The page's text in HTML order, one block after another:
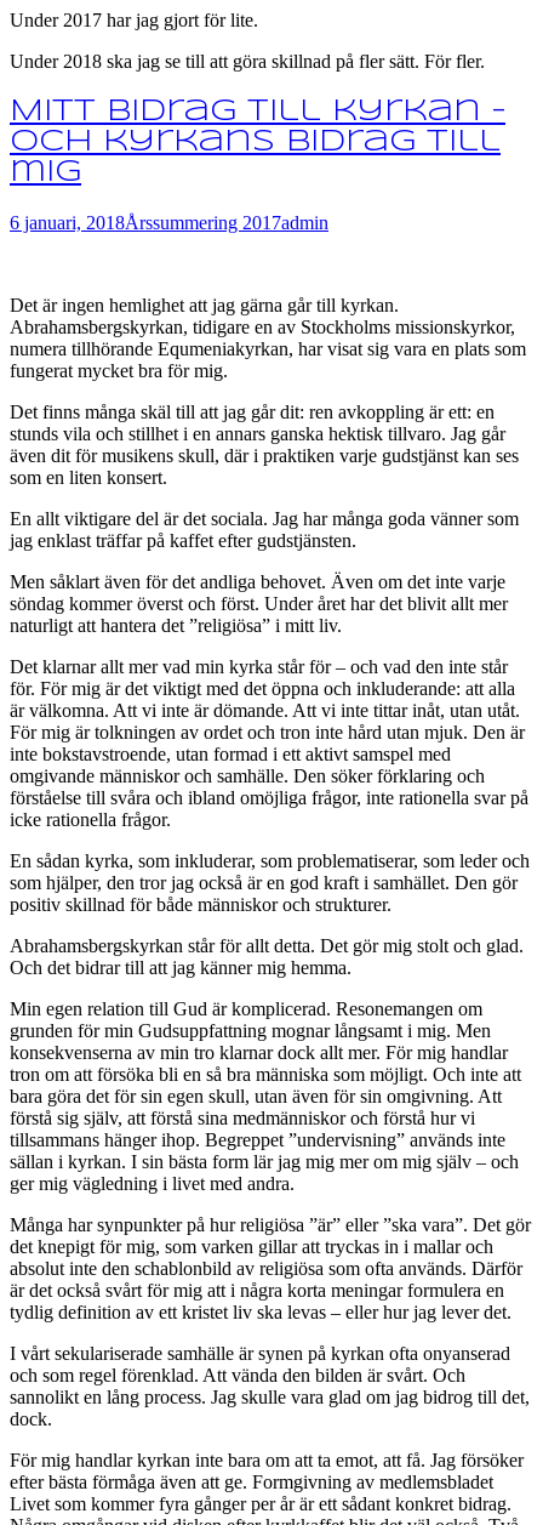
Under 2017 har jag gjort för lite.
Under 2018 ska jag se till att göra skillnad på fler sätt. För fler.
Mitt bidrag till kyrkan –
och kyrkans bidrag till
mig
6 januari, 2018Årssummering 2017admin
Det är ingen hemlighet att jag gärna går till kyrkan.
Abrahamsbergskyrkan, tidigare en av Stockholms missionskyrkor,
numera tillhörande Equmeniakyrkan, har visat sig vara en plats som
fungerat mycket bra för mig.
Det finns många skäl till att jag går dit: ren avkoppling är ett: en
stunds vila och stillhet i en annars ganska hektisk tillvaro. Jag går
även dit för musikens skull, där i praktiken varje gudstjänst kan ses
som en liten konsert.
En allt viktigare del är det sociala. Jag har många goda vänner som
jag enklast träffar på kaffet efter gudstjänsten.
Men såklart även för det andliga behovet. Även om det inte varje
söndag kommer överst och först. Under året har det blivit allt mer
naturligt att hantera det ”religiösa” i mitt liv.
Det klarnar allt mer vad min kyrka står för – och vad den inte står
för. För mig är det viktigt med det öppna och inkluderande: att alla
är välkomna. Att vi inte är dömande. Att vi inte tittar inåt, utan utåt.
För mig är tolkningen av ordet och tron inte hård utan mjuk. Den är
inte bokstavstroende, utan formad i ett aktivt samspel med
omgivande människor och samhälle. Den söker förklaring och
förståelse till svåra och ibland omöjliga frågor, inte rationella svar på
icke rationella frågor.
En sådan kyrka, som inkluderar, som problematiserar, som leder och
som hjälper, den tror jag också är en god kraft i samhället. Den gör
positiv skillnad för både människor och strukturer.
Abrahamsbergskyrkan står för allt detta. Det gör mig stolt och glad.
Och det bidrar till att jag känner mig hemma.
Min egen relation till Gud är komplicerad. Resonemangen om
grunden för min Gudsuppfattning mognar långsamt i mig. Men
konsekvenserna av min tro klarnar dock allt mer. För mig handlar
tron om att försöka bli en så bra människa som möjligt. Och inte att
bara göra det för sin egen skull, utan även för sin omgivning. Att
förstå sig själv, att förstå sina medmänniskor och förstå hur vi
tillsammans hänger ihop. Begreppet ”undervisning” används inte
sällan i kyrkan. I sin bästa form lär jag mig mer om mig själv – och
ger mig vägledning i livet med andra.
Många har synpunkter på hur religiösa ”är” eller ”ska vara”. Det gör
det knepigt för mig, som varken gillar att tryckas in i mallar och
absolut inte den schablonbild av religiösa som ofta används. Därför
är det också svårt för mig att i några korta meningar formulera en
tydlig definition av ett kristet liv ska levas – eller hur jag lever det.
I vårt sekulariserade samhälle är synen på kyrkan ofta onyanserad
och som regel förenklad. Att vända den bilden är svårt. Och
sannolikt en lång process. Jag skulle vara glad om jag bidrog till det,
dock.
För mig handlar kyrkan inte bara om att ta emot, att få. Jag försöker
efter bästa förmåga även att ge. Formgivning av medlemsbladet
Livet som kommer fyra gånger per år är ett sådant konkret bidrag.